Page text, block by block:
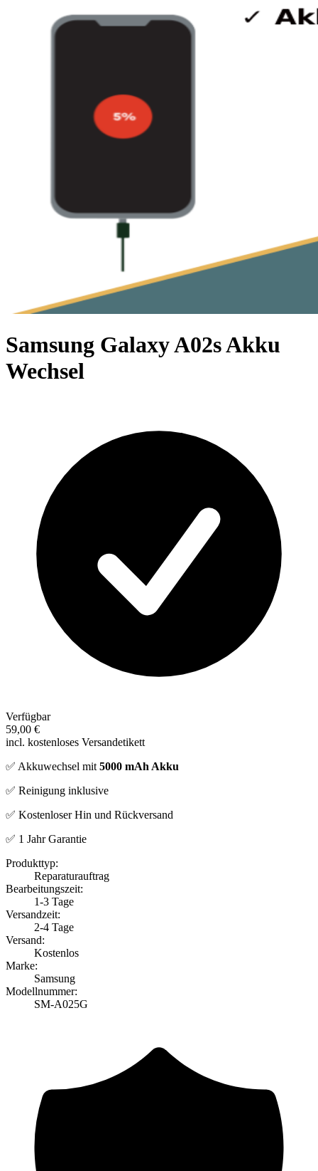
Samsung Galaxy A02s Akku
Wechsel
Verfügbar
59,00 €
incl. kostenloses Versandetikett
✅ Akkuwechsel mit 5000 mAh Akku
✅ Reinigung inklusive
✅ Kostenloser Hin und Rückversand
✅ 1 Jahr Garantie
Produkttyp:
Reparaturauftrag
Bearbeitungszeit:
1-3 Tage
Versandzeit:
2-4 Tage
Versand:
Kostenlos
Marke:
Samsung
Modellnummer:
SM-A025G